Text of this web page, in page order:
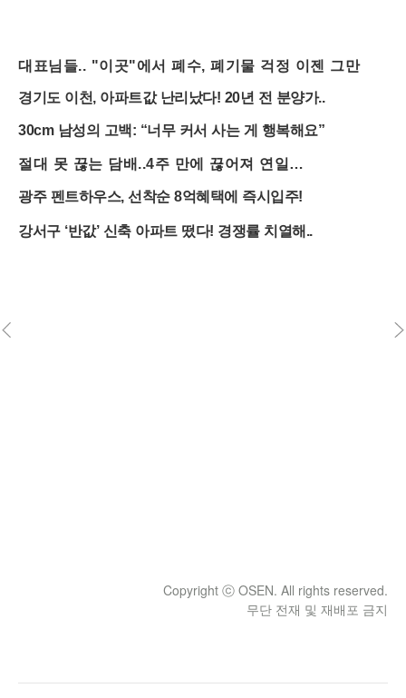
Copyright ⓒ OSEN. All rights reserved.
무단 전재 및 재배포 금지